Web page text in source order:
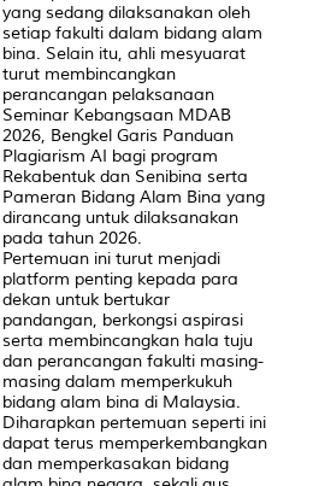
yang sedang dilaksanakan oleh
setiap fakulti dalam bidang alam
bina. Selain itu, ahli mesyuarat
turut membincangkan
perancangan pelaksanaan
Seminar Kebangsaan MDAB
2026, Bengkel Garis Panduan
Plagiarism AI bagi program
Rekabentuk dan Senibina serta
Pameran Bidang Alam Bina yang
dirancang untuk dilaksanakan
pada tahun 2026.
Pertemuan ini turut menjadi
platform penting kepada para
dekan untuk bertukar
pandangan, berkongsi aspirasi
serta membincangkan hala tuju
dan perancangan fakulti masing-
masing dalam memperkukuh
bidang alam bina di Malaysia.
Diharapkan pertemuan seperti ini
dapat terus memperkembangkan
dan memperkasakan bidang